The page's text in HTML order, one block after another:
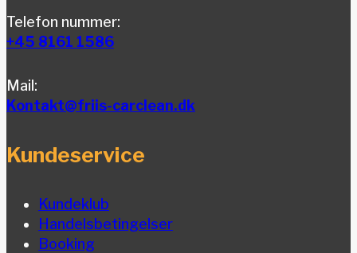
Telefon nummer:
+45 8161 1586
Mail:
Kontakt@friis-carclean.dk
Kundeservice
Kundeklub
Handelsbetingelser
Booking